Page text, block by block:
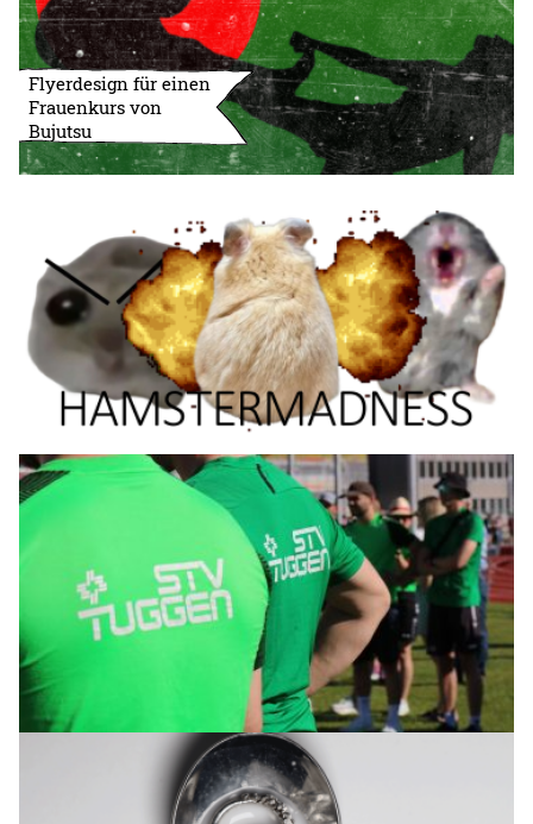
Flyerdesign für einen
Frauenkurs von
Bujutsu